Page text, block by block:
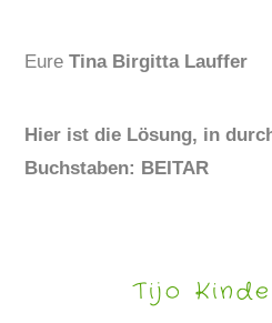
EureTina Birgitta Lauffer
Hier ist die Lösung, in
Buchstaben: BEITAR
Tijo